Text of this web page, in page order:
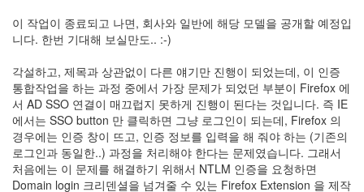
이 작업이 종료되고 나면, 회사와 일반에 해당 모델을 공개할 예정입
니다. 한번 기대해 보실만도.. :-)
각설하고, 제목과 상관없이 다른 얘기만 진행이 되었는데, 이 인증
통합작업을 하는 과정 중에서 가장 문제가 되었던 부분이 Firefox 에
서 AD SSO 연결이 매끄럽지 못하게 진행이 된다는 것입니다. 즉 IE
에서는 SSO button 만 클릭하면 그냥 로그인이 되는데, Firefox 의
경우에는 인증 창이 뜨고, 인증 정보를 입력을 해 줘야 하는 (기존의
로그인과 동일한..) 과정을 처리해야 한다는 문제였습니다. 그래서
처음에는 이 문제를 해결하기 위해서 NTLM 인증을 요청하면
Domain login 크리덴셜을 넘겨줄 수 있는 Firefox Extension 을 제작
11
둘
사
고
일
지
3
Tech
143
안